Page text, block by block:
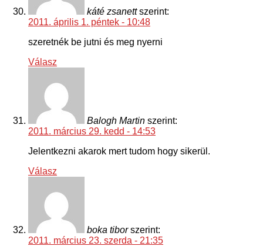
káté zsanett szerint:
2011. április 1. péntek - 10:48
szeretnék be jutni és meg nyerni
Válasz
Balogh Martin szerint:
2011. március 29. kedd - 14:53
Jelentkezni akarok mert tudom hogy sikerül.
Válasz
boka tibor szerint:
2011. március 23. szerda - 21:35